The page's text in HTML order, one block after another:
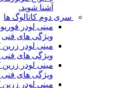
آشنا شوید.
سری دوم کاتالوگ ها
ویژگی های فنی
ویژگی های فنی zk950
ویژگی های فنی zk700